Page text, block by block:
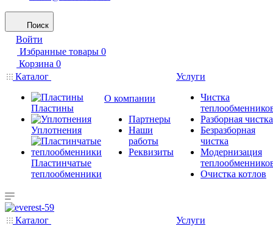
Поиск
Войти
Избранные товары 0
Корзина 0
Каталог
Пластины
Уплотнения
Пластинчатые
теплообменники
О компании
Партнеры
Наши
работы
Реквизиты
Услуги
Чистка
Разборная чистка
Безразборная
чистка
Модернизация
Очистка котлов
Каталог
Услуги